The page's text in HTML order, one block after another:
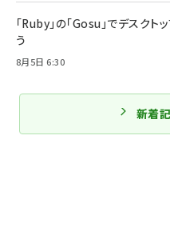
「Ruby」の「Gosu」でデスク
う
8月5日 6:30
新着